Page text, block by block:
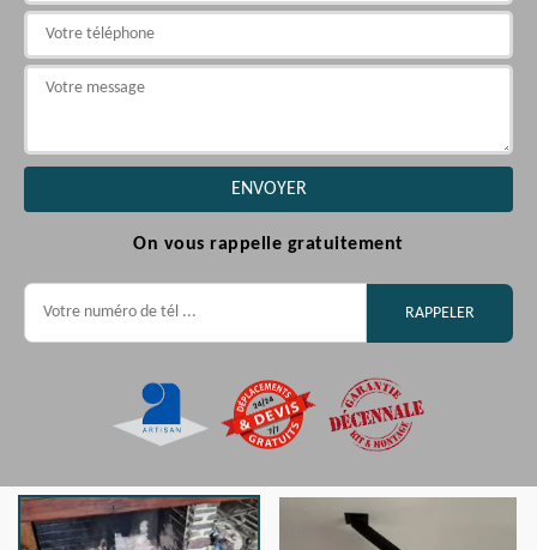
On vous rappelle gratuitement